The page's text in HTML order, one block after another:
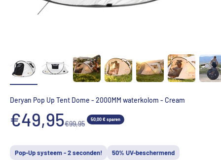
Deryan Pop Up Tent Dome - 2000MM waterkolom - Cream
Aanbiedingsprijs
€49,95Normale prijs
€99,95
50,00 € sparen
Pop-Up systeem - 2 seconden!
50% UV-beschermend